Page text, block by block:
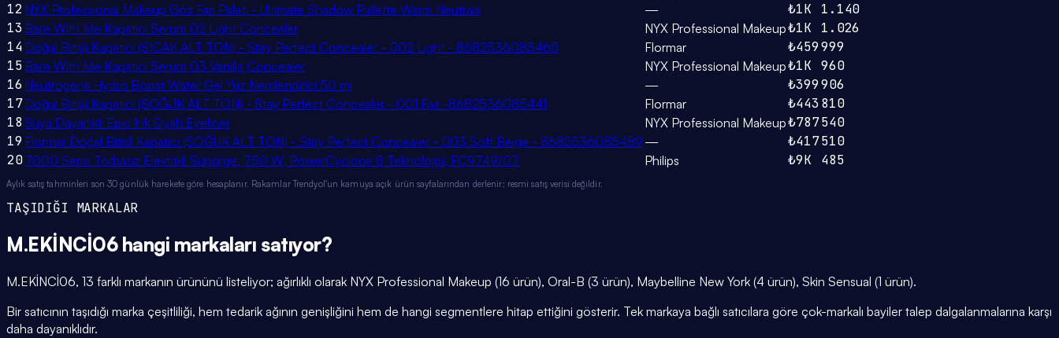
12 NYX Professional Makeup Göz Farı Paleti - Ultimate Shadow Pallette Warm Neutrals — ₺1K
1.140
13 Bare With Me Kapatıcı Serum 02 Light Concealer NYX Professional Makeup₺1K
1.026
14 Doğal Bitişli Kapatıcı (SICAK ALT TON) - Stay Perfect Concealer - 002 Light - 8682536085465 Flormar ₺459999
15 Bare With Me Kapatıcı Serum 03 Vanilla Concealer NYX Professional Makeup₺1K
960
16 Neutrogena Hydro Boost Water Gel Yüz Nemlendirici 50 ml — ₺399906
17Doğal Bitişli Kapatıcı (SOĞUK ALT TON) - Stay Perfect Concealer - 001 Fair -8682536085441 Flormar ₺443810
18 Suya Dayanıklı Epic Ink Siyah Eyeliner NYX Professional Makeup₺787540
19 Flormar Doğal Bitişli Kapatıcı (SOĞUK ALT TON) - Stay Perfect Concealer - 003 Soft Beige - 8682536085489 — ₺417510
207000 Serisi Torbasız Elektrikli Süpürge, 750 W, PowerCyclone 8 Teknolojisi, FC9749/07 Philips ₺9K 485
Aylık satış tahminleri son 30 günlük harekete göre hesaplanır. Rakamlar Trendyol'un kamuya açık ürün sayfalarından derlenir; resmi satış verisi değildir.
TAŞIDIĞI MARKALAR
M.EKİNCİ06hangi markaları satıyor?
M.EKİNCİ06, 13 farklı markanın ürününü listeliyor; ağırlıklı olarak NYX Professional Makeup (16 ürün), Oral-B (3 ürün), Maybelline New York (4 ürün), Skin Sensual (1 ürün).
Bir satıcının taşıdığı marka çeşitliliği, hem tedarik ağının genişliğini hem de hangi segmentlere hitap ettiğini gösterir. Tek markaya bağlı satıcılara göre çok-markalı bayiler talep dalgalanmalarına karşı
daha dayanıklıdır.